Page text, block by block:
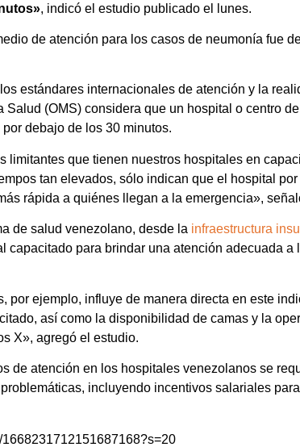
, indicó el estudio publicado el lunes.
de atención para los casos de neumonía fue
estándares internacionales de atención y la
(OMS) considera que un hospital o centro
debajo de los 30 minutos.
limitantes que tienen nuestros hospitales en
tan elevados, sólo indican que el hospital
rápida a quiénes llegan a la emergencia»,
de salud venezolano, desde la infraestructura
capacitado para brindar una atención adecuada a
por ejemplo, influye de manera directa en este
así como la disponibilidad de camas y la
X», agregó el estudio.
de atención en los hospitales venezolanos se
incluyendo incentivos salariales